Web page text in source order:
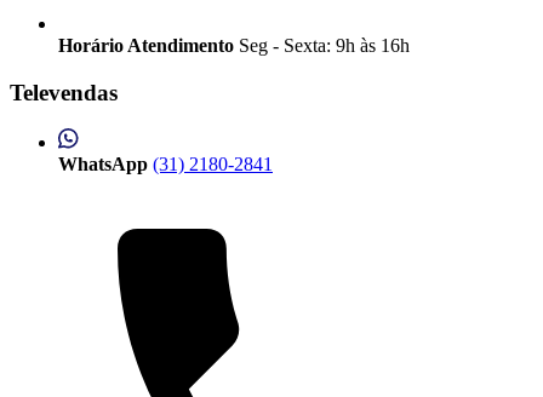
Horário Atendimento Seg - Sexta: 9h às 16h
Televendas
WhatsApp (31) 2180-2841